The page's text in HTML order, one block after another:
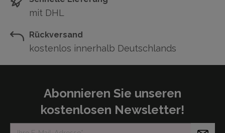
mit DHL
Rückversand
kostenlos innerhalb Deutschlands
Abonnieren Sie unseren
kostenlosen Newsletter!